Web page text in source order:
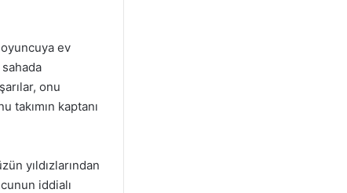
ev
onu
takımın kaptanı
yıldızlarından
iddialı